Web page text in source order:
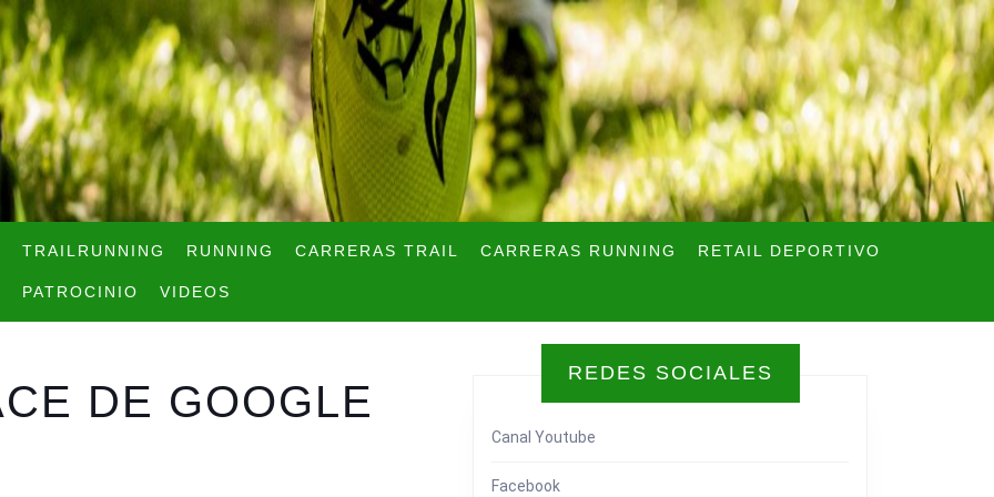
TRAILRUNNING RUNNING CARRERAS TRAIL CARRERAS RUNNING RETAIL DEPORTIVO
PATROCINIO VIDEOS
DE GOOGLE
REDES SOCIALES
Canal Youtube
Facebook